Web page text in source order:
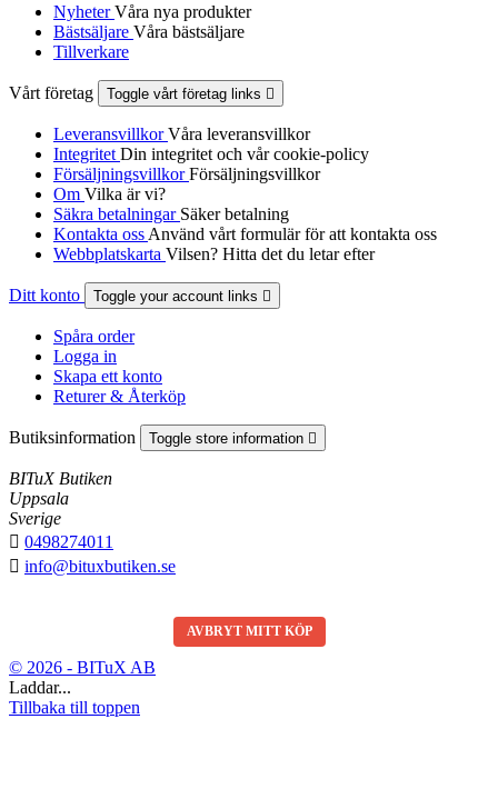
NyheterVåra nya produkter
Bästsäljare Våra bästsäljare
Tillverkare
Vårt företag Toggle vårt företag links 
LeveransvillkorVåra leveransvillkor
Integritet Din integritet och vår cookie-policy
FörsäljningsvillkorFörsäljningsvillkor
Om Vilka är vi?
Säkra betalningar Säker betalning
Kontakta oss Använd vårt formulär för att kontakta oss
Webbplatskarta Vilsen? Hitta det du letar efter
Ditt konto Toggle your account links 
Spåra order
Logga in
Skapa ett konto
Returer & Återköp
Butiksinformation Toggle store information 
BITuX Butiken
Uppsala
Sverige
 0498274011
 info@bituxbutiken.se
AVBRYT MITT KÖP
© 2026 - BITuX AB
Laddar...
Tillbaka till toppen